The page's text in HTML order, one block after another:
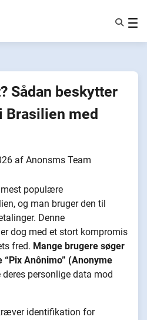
Sådan beskytter
Brasilien med
af Anonsms Team
mest populære
og man bruger den til
Denne
dog med et stort kompromis
fred. Mange brugere søger
Anônimo” (Anonyme
deres personlige data mod
identifikation for